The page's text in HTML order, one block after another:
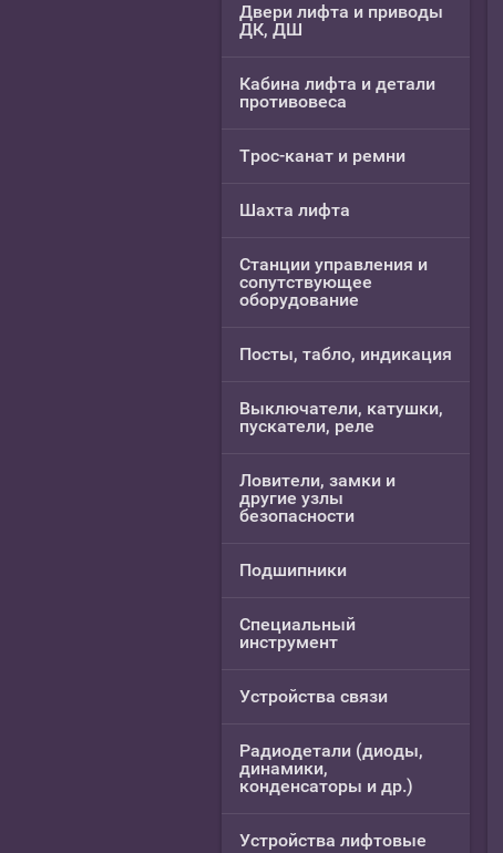
Двери лифта и приводы
ДК, ДШ
Кабина лифта и детали
противовеса
Трос-канат и ремни
Шахта лифта
Станции управления и
сопутствующее
оборудование
Посты, табло, индикация
Выключатели, катушки,
пускатели, реле
Ловители, замки и
другие узлы
безопасности
Подшипники
Специальный
инструмент
Устройства связи
Радиодетали (диоды,
динамики,
конденсаторы и др.)
Устройства лифтовые